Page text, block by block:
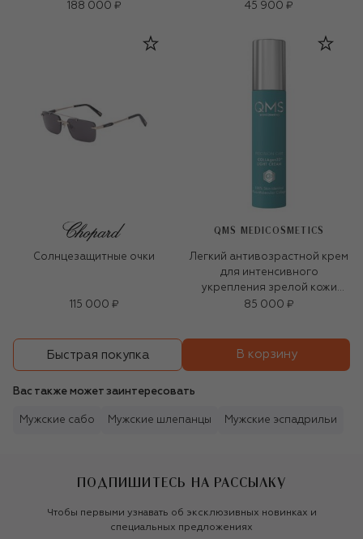
188 000 ₽
45 900 ₽
Солнцезащитные очки
115 000 ₽
QMS MEDICOSMETICS
Легкий антивозрастной крем
для интенсивного
укрепления зрелой кожи
«3D-коллаген» (50ml)
85 000 ₽
Быстрая покупка В корзину
Вас также может заинтересовать
Мужские сабо Мужские шлепанцы Мужские эспадрильи
ПОДПИШИТЕСЬ НА РАССЫЛКУ
Чтобы первыми узнавать об эксклюзивных новинках и
специальных предложениях